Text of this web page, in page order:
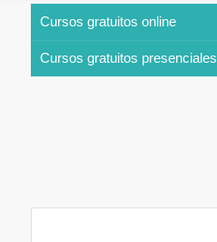
Cursos gratuitos online
Cursos gratuitos presenciales